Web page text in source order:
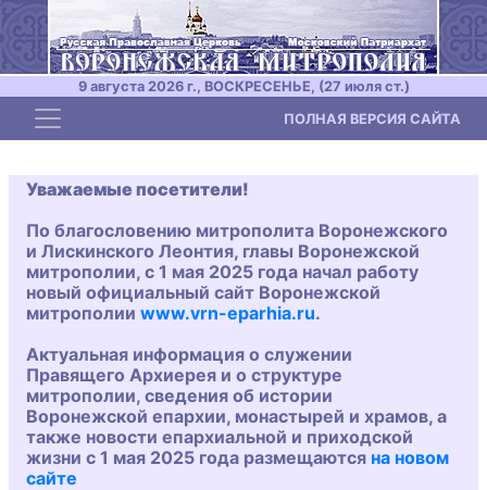
9 августа 2026 г., ВОСКРЕСЕНЬЕ, (27 июля ст.)
Toggle navigation ПОЛНАЯ ВЕРСИЯ САЙТА
Уважаемые посетители!
По благословению митрополита Воронежского
и Лискинского Леонтия, главы Воронежской
митрополии, с 1 мая 2025 года начал работу
новый официальный сайт Воронежской
митрополии www.vrn-eparhia.ru.
Актуальная информация о служении
Правящего Архиерея и о структуре
митрополии, сведения об истории
Воронежской епархии, монастырей и храмов, а
также новости епархиальной и приходской
жизни с 1 мая 2025 года размещаются на новом
сайте